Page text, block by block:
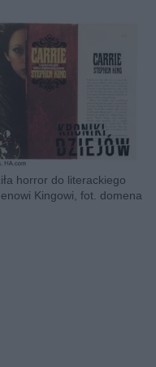
horror do literackiego
Kingowi, fot. domena